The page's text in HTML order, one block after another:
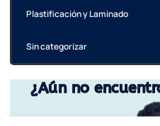
Plastificación y Laminado
Sin categorizar
¿Aún no